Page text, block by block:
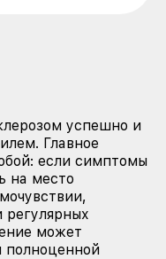
успешно и
Главное
если симптомы
на место
регулярных
может
полноценной